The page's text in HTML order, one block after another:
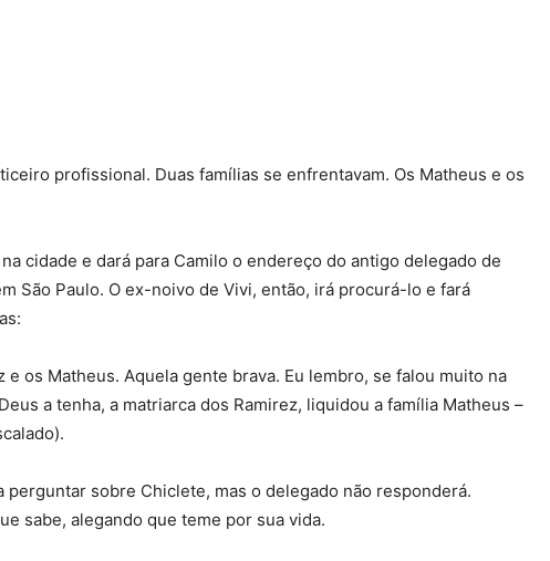
profissional. Duas famílias se enfrentavam. Os Matheus e os
cidade e dará para Camilo o endereço do antigo delegado de
São Paulo. O ex-noivo de Vivi, então, irá procurá-lo e fará
e os Matheus. Aquela gente brava. Eu lembro, se falou muito na
a tenha, a matriarca dos Ramirez, liquidou a família Matheus –
perguntar sobre Chiclete, mas o delegado não responderá.
sabe, alegando que teme por sua vida.